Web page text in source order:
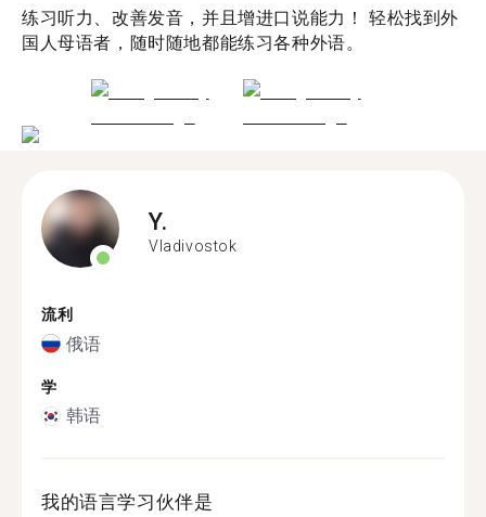
练习听力、改善发音，并且增进口说能力！ 轻松找到外
国人母语者，随时随地都能练习各种外语。
Y.
Vladivostok
流利
俄语
学
韩语
我的语言学习伙伴是